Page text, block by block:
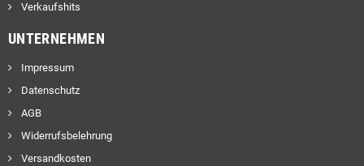
Verkaufshits
UNTERNEHMEN
Impressum
Datenschutz
AGB
Widerrufsbelehrung
Versandkosten